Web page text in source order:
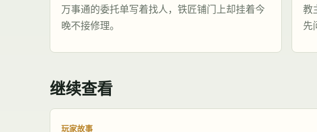
万事通的委托单写着找人，铁匠铺门上却挂着今
晚不接修理。
教
先
继续查看
玩家故事